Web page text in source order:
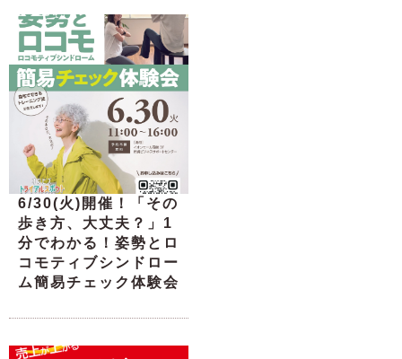
6/30(火)開催！「その
歩き方、大丈夫？」1
分でわかる！姿勢とロ
コモティブシンドロー
ム簡易チェック体験会